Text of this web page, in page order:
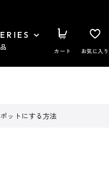
カート お気に入り
ットにする方法